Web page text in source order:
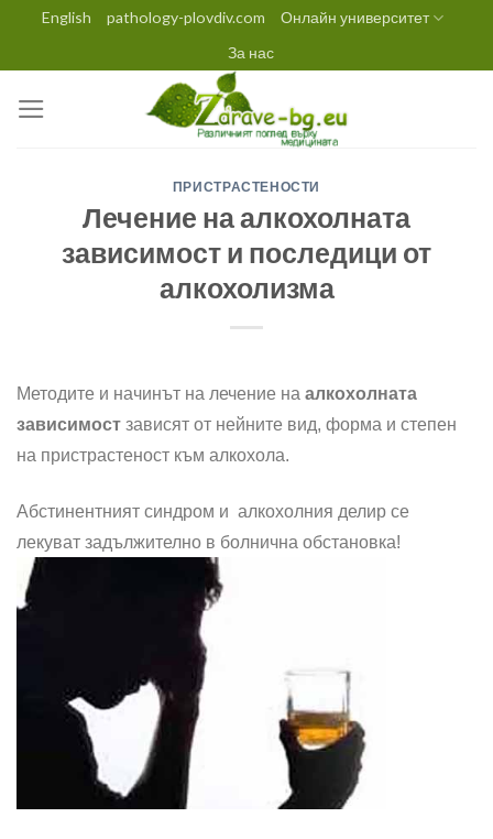
content
English pathology-plovdiv.com
Онлайн университет
За нас
ПРИСТРАСТЕНОСТИ
Лечение на алкохолната
зависимост и последици от
алкохолизма
Методите и начинът на лечение на алкохолната
зависимост зависят от нейните вид, форма и степен
на пристрастеност към алкохола.
Абстинентният синдром и алкохолния делир се
лекуват задължително в болнична обстановка!